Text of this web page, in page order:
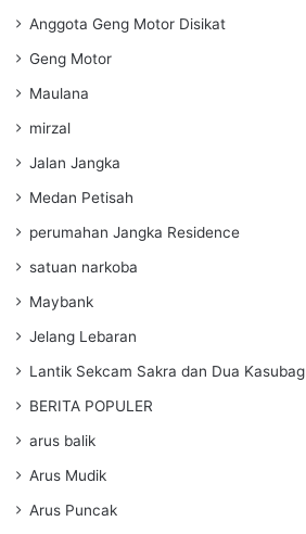
Anggota Geng Motor Disikat
Geng Motor
Maulana
mirzal
Jalan Jangka
Medan Petisah
perumahan Jangka Residence
satuan narkoba
Maybank
Jelang Lebaran
Lantik Sekcam Sakra dan Dua Kasubag
BERITA POPULER
arus balik
Arus Mudik
Arus Puncak